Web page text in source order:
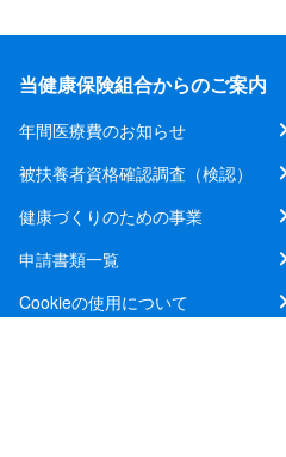
当健康保険組合からのご案内
年間医療費のお知らせ
被扶養者資格確認調査（検認）
健康づくりのための事業
申請書類一覧
Cookieの使用について